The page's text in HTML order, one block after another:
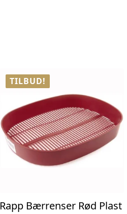
TILBUD!
Rapp Bærrenser Rød Plast